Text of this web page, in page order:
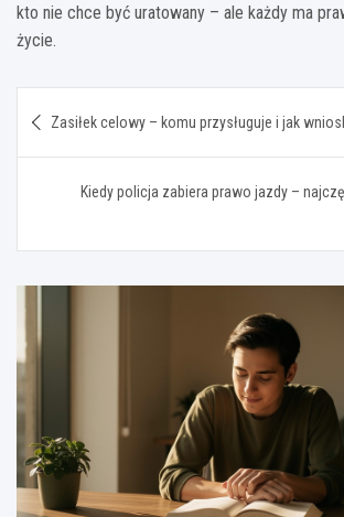
kto nie chce być uratowany – ale każdy ma
życie.
wpisu
Zasiłek celowy – komu przysługuje i jak
Kiedy policja zabiera prawo jazdy –